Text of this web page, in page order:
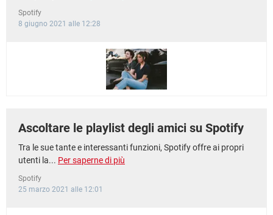
Spotify
8 giugno 2021 alle 12:28
Ascoltare le playlist degli amici su Spotify
Tra le sue tante e interessanti funzioni, Spotify offre ai propri
utenti la... Per saperne di più
Spotify
25 marzo 2021 alle 12:01